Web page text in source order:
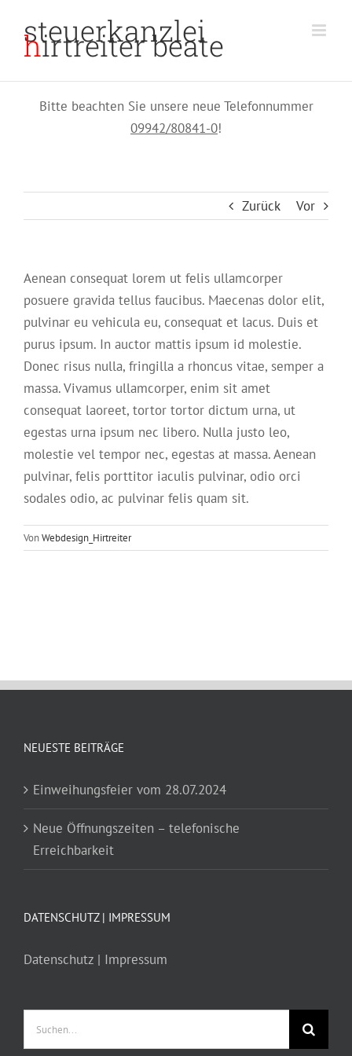
Inhalt
springen
steuerkanzlei
hirtreiter beate
Bitte beachten Sie unsere neue Telefonnummer
09942/80841-0!
Zurück Vor
Aenean consequat lorem ut felis ullamcorper
posuere gravida tellus faucibus. Maecenas dolor elit,
pulvinar eu vehicula eu, consequat et lacus. Duis et
purus ipsum. In auctor mattis ipsum id molestie.
Donec risus nulla, fringilla a rhoncus vitae, semper a
massa. Vivamus ullamcorper, enim sit amet
consequat laoreet, tortor tortor dictum urna, ut
egestas urna ipsum nec libero. Nulla justo leo,
molestie vel tempor nec, egestas at massa. Aenean
pulvinar, felis porttitor iaculis pulvinar, odio orci
sodales odio, ac pulvinar felis quam sit.
VonWebdesign_Hirtreiter
NEUESTE BEITRÄGE
Einweihungsfeier vom 28.07.2024
Neue Öffnungszeiten – telefonische
Erreichbarkeit
DATENSCHUTZ | IMPRESSUM
Datenschutz | Impressum